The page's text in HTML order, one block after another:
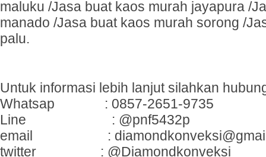
maluku /Jasa buat kaos murah jayapura /
manado /Jasa buat kaos murah sorong /
palu.
Untuk informasi lebih lanjut silahkan
Whatsap : 0857-2651-9735
Line : @pnf5432p
email :
twitter : @Diamondkonveksi